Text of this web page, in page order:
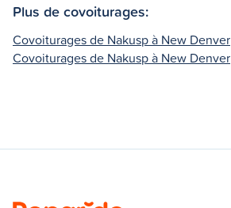
Plus de covoiturages:
Covoiturages de Nakusp à New Denver
Covoiturages de Nakusp à New Denver